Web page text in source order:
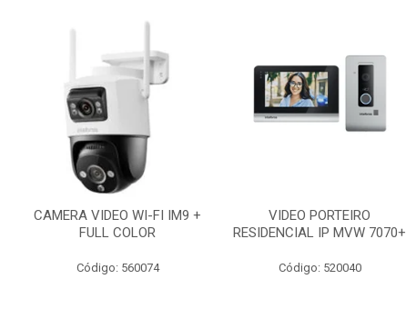
CAMERA VIDEO WI-FI IM9 +
FULL COLOR
Código: 560074
VIDEO PORTEIRO
RESIDENCIAL IP MVW 7070+
Código: 520040